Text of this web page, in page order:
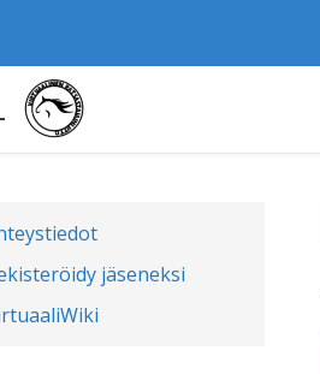
jäseneksi